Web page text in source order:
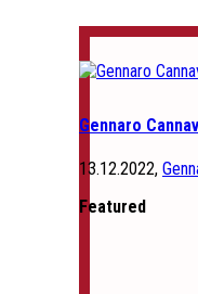
Gennaro
13.12.2022,
Featured